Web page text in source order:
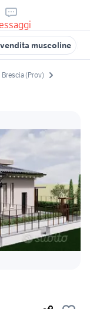
muscoline
Brescia (Prov)